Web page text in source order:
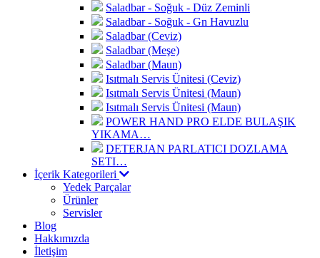
Saladbar - Soğuk - Düz Zeminli
Saladbar - Soğuk - Gn Havuzlu
Saladbar (Ceviz)
Saladbar (Meşe)
Saladbar (Maun)
Isıtmalı Servis Ünitesi (Ceviz)
Isıtmalı Servis Ünitesi (Maun)
Isıtmalı Servis Ünitesi (Maun)
POWER HAND PRO ELDE BULAŞIK
YIKAMA…
DETERJAN PARLATICI DOZLAMA
SETI…
İçerik Kategorileri
Yedek Parçalar
Ürünler
Servisler
Blog
Hakkımızda
İletişim